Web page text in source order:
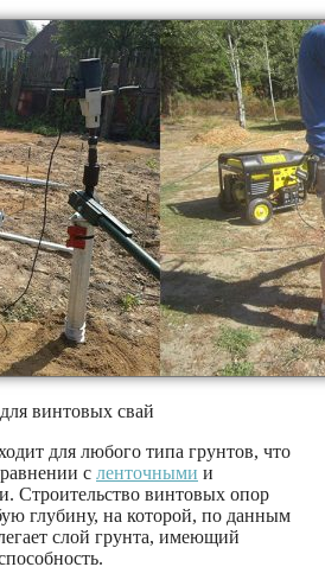
винтовых свай
для любого типа грунтов, что
с ленточными и
Строительство винтовых опор
глубину, на которой, по данным
слой грунта, имеющий